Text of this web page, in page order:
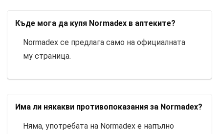
Къде мога да купя Normadex в аптеките?
Normadex се предлага само на официалната
му страница.
Има ли някакви противопоказания за Normadex?
Няма, употребата на Normadex е напълно